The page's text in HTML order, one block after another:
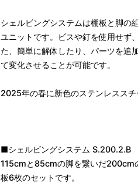
シェルビングシステムは棚板と脚の
ユニットです。ビスや釘を使用せず
た、簡単に解体したり、パーツを追
て変化させることが可能です。
2025年の春に新色のステンレスス
■シェルビングシステム S.200.2.B
115cmと85cmの脚を繋いだ200cm
板6枚のセットです。